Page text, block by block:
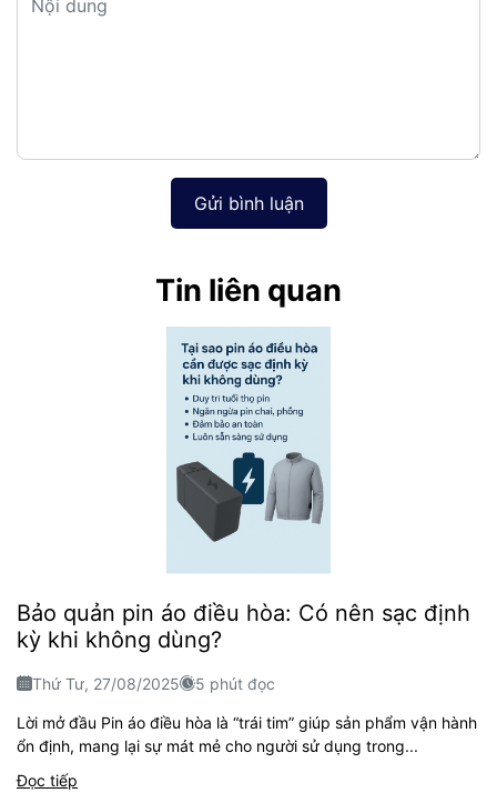
Gửi bình luận
Tin liên quan
Bảo quản pin áo điều hòa: Có nên sạc định
kỳ khi không dùng?
Thứ Tư, 27/08/2025 5 phút đọc
Lời mở đầu Pin áo điều hòa là “trái tim” giúp sản phẩm vận hành
ổn định, mang lại sự mát mẻ cho người sử dụng trong...
Đọc tiếp